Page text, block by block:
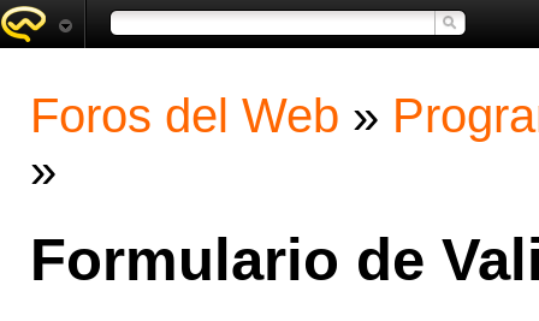
Foros del Web »
»
Formulario de